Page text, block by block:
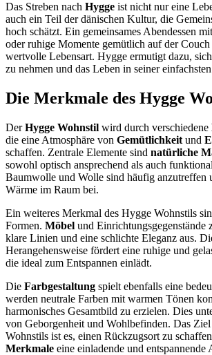
Das Streben nach Hygge ist nicht nur eine
auch ein Teil der dänischen Kultur, die
hoch schätzt. Ein gemeinsames Abendessen
oder ruhige Momente gemütlich auf der
wertvolle Lebensart. Hygge ermutigt dazu,
zu nehmen und das Leben in seiner
Die Merkmale des Hygge
DerHygge Wohnstil wird durch verschiedene
die eine Atmosphäre von Gemütlichkeit und
schaffen. Zentrale Elemente sind natürliche
sowohl optisch ansprechend als auch
Baumwolle und Wolle sind häufig anzutreffen
Wärme im Raum bei.
Ein weiteres Merkmal des Hygge Wohnstils
Formen. Möbel und Einrichtungsgegenstände
klare Linien und eine schlichte Eleganz aus.
Herangehensweise fördert eine ruhige und
die ideal zum Entspannen einlädt.
Die Farbgestaltung spielt ebenfalls eine
werden neutrale Farben mit warmen Tönen
harmonisches Gesamtbild zu erzielen. Dies
von Geborgenheit und Wohlbefinden. Das
Wohnstils ist es, einen Rückzugsort zu
Merkmale eine einladende und entspannende